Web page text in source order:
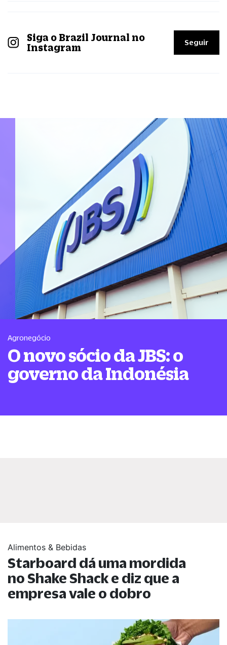
Siga o Brazil Journal no
Instagram
Seguir
Agronegócio
O novo sócio da JBS: o
governo da Indonésia
Alimentos & Bebidas
Starboard dá uma mordida
no Shake Shack e diz que a
empresa vale o dobro